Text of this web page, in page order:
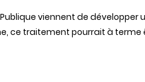
Publique viennent de
ce traitement pourrait à